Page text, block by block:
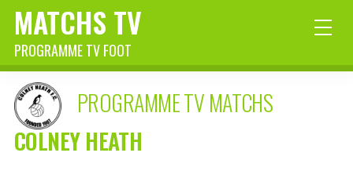
MATCHS TV
PROGRAMME TV FOOT
PROGRAMME TV MATCHS
COLNEY HEATH